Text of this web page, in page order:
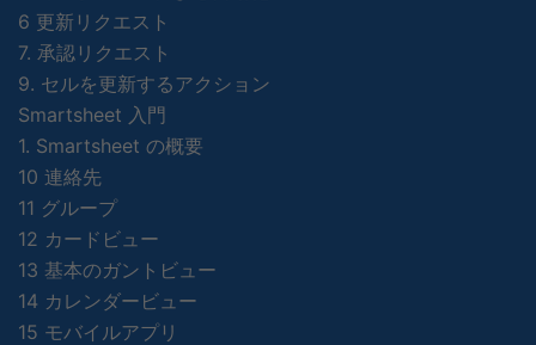
6 更新リクエスト
7. 承認リクエスト
9. セルを更新するアクション
Smartsheet 入門
1. Smartsheet の概要
10 連絡先
11 グループ
12 カードビュー
13 基本のガントビュー
14 カレンダービュー
15 モバイルアプリ